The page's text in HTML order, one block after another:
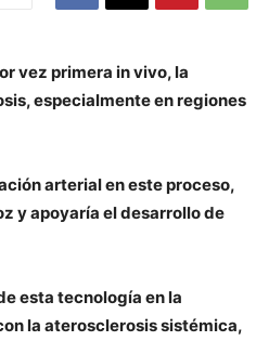
vez primera in vivo, la
especialmente en regiones
arterial en este proceso,
y apoyaría el desarrollo de
esta tecnología en la
la aterosclerosis sistémica,